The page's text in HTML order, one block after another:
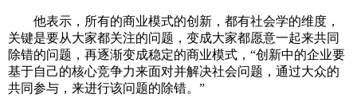
他表示，所有的商业模式的创新，都有社会学的维度，
关键是要从大家都关注的问题，变成大家都愿意一起来共同
除错的问题，再逐渐变成稳定的商业模式，“创新中的企业要
基于自己的核心竞争力来面对并解决社会问题，通过大众的
共同参与，来进行该问题的除错。”